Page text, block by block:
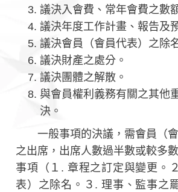
議決入會費、常年會費之數
議決年度工作計畫、報告及
議決會員（會員代表）之除
議決財產之處分。
議決團體之解散。
與會員權利義務有關之其他
決。
一般事項的決議，需會員（
之出席，出席人數過半數或較多
事項（１. 章程之訂定與變更。
表）之除名。３. 理事、監事之